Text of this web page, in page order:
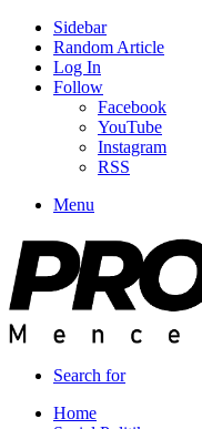
Sidebar
Random Article
Log In
Follow
Facebook
YouTube
Instagram
RSS
Menu
Search for
Home